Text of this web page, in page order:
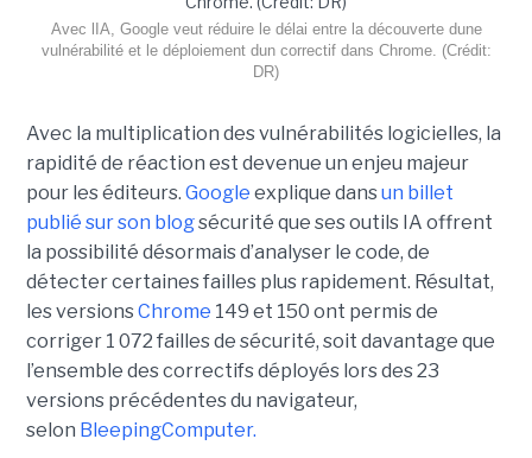
Avec lIA, Google veut réduire le délai entre la découverte dune
vulnérabilité et le déploiement dun correctif dans Chrome. (Crédit:
DR)
Avec la multiplication des vulnérabilités logicielles, la
rapidité de réaction est devenue un enjeu majeur
pour les éditeurs. Google explique dansun billet
publié sur son blogsécurité que ses outils IA offrent
la possibilité désormais d’analyser le code, de
détecter certaines failles plus rapidement. Résultat,
les versionsChrome 149 et 150 ont permis de
corriger 1 072 failles de sécurité, soit davantage que
l’ensemble des correctifs déployés lors des 23
versions précédentes du navigateur,
selon BleepingComputer.